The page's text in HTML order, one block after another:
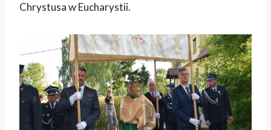
Chrystusa w Eucharystii.